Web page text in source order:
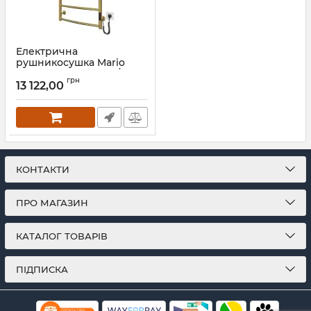
Електрична
рушникосушка Mario
Класік НР-І 800х530/85 TR
К золото сатин
Артикул:2.3.0115.10.P-GS
13 122,00 грн
КОНТАКТИ
ПРО МАГАЗИН
КАТАЛОГ ТОВАРІВ
ПІДПИСКА